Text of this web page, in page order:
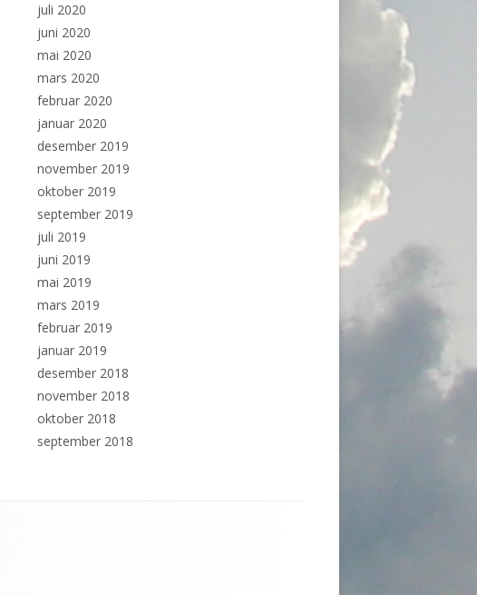
juli 2020
juni 2020
mai 2020
mars 2020
februar 2020
januar 2020
desember 2019
november 2019
oktober 2019
september 2019
juli 2019
juni 2019
mai 2019
mars 2019
februar 2019
januar 2019
desember 2018
november 2018
oktober 2018
september 2018